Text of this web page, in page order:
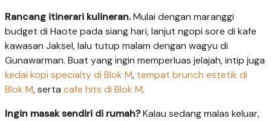
Rancang itinerari kulineran.Mulai dengan maranggi
budget di Haote pada siang hari, lanjut ngopi sore di kafe
kawasan Jaksel, lalu tutup malam dengan wagyu di
Gunawarman. Buat yang ingin memperluas jelajah, intip juga
kedai kopi specialty di Blok M, tempat brunch estetik di
Blok M, serta cafe hits di Blok M.
Ingin masak sendiri di rumah?Kalau sedang malas keluar,